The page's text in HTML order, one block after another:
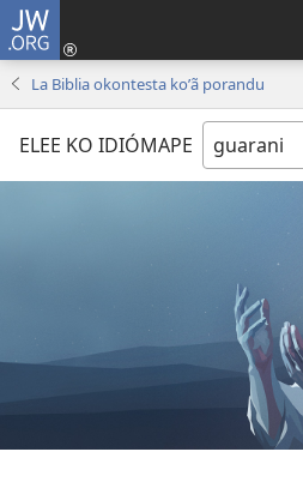
JW.ORG
La Biblia okontesta koʼã porandu
ELEE KO IDIÓMAPE